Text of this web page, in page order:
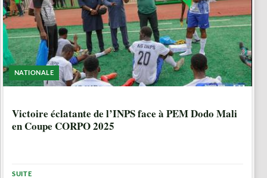
NATIONALE
Victoire éclatante de l’INPS face à PEM Dodo Mali
en Coupe CORPO 2025
SUITE